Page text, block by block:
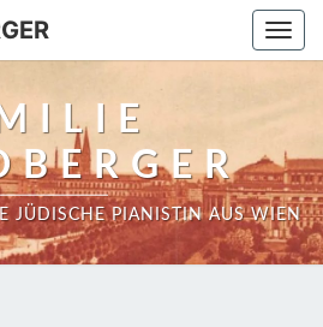
JÜDISCHE PIANISTIN AUS WIEN